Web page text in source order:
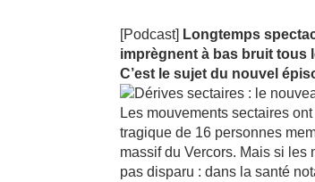
[Podcast] Longtemps
imprègnent à bas bruit tous
C’est le sujet du nouvel
Les mouvements sectaires
tragique de 16 personnes
massif du Vercors. Mais si les
pas disparu : dans la santé